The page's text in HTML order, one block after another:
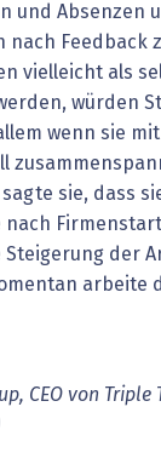
und Absenzen
nach Feedback
vielleicht als
würden
wenn sie
sie, dass
nach
Steigerung der
arbeite
CEO von Triple